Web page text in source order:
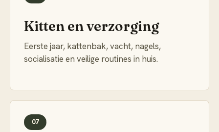
Kitten en verzorging
Eerste jaar, kattenbak, vacht, nagels,
socialisatie en veilige routines in huis.
07